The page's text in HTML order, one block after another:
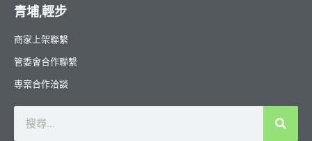
青埔,輕步
商家上架聯繫
管委會合作聯繫
專案合作洽談